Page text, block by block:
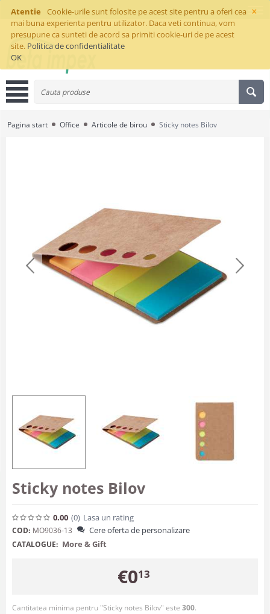
×
Atentie
Cookie-urile sunt folosite pe acest site pentru a oferi cea
mai buna experienta pentru utilizator. Daca veti continua, vom
presupune ca sunteti de acord sa primiti cookie-uri de pe acest
site. Politica de confidentialitate
OK
Pagina start Office Articole de birou Sticky notes Bilov
Sticky notes Bilov
0.00 (0) Lasa un rating
COD: MO9036-13 Cere oferta de personalizare
CATALOGUE: More & Gift
€013
Cantitatea minima pentru "Sticky notes Bilov" este 300.